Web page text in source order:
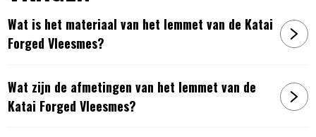
Wat is het materiaal van het lemmet van de Katai
Forged Vleesmes?
Wat zijn de afmetingen van het lemmet van de
Katai Forged Vleesmes?